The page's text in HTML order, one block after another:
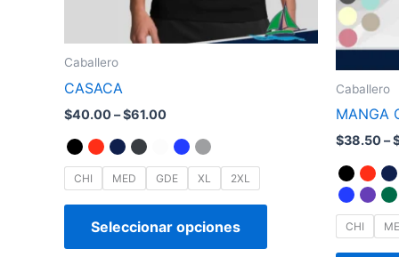
Caballero
CASACA
$40.00–$61.00
CHI MED GDE XL 2XL
Seleccionar opciones
pueden
elegir
Caballero
MANGA
$38.50–
CHI